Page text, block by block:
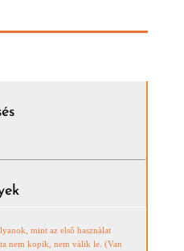
mint az első hasznàlat
nem kopik, nem vàlik le. (Van